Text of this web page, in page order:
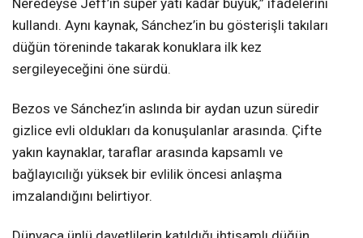
Neredeyse Jeff’in süper yatı kadar büyük,” ifadelerini
kullandı. Aynı kaynak, Sánchez’in bu gösterişli takıları
düğün töreninde takarak konuklara ilk kez
sergileyeceğini öne sürdü.
Bezos ve Sánchez’in aslında bir aydan uzun süredir
gizlice evli oldukları da konuşulanlar arasında. Çifte
yakın kaynaklar, taraflar arasında kapsamlı ve
bağlayıcılığı yüksek bir evlilik öncesi anlaşma
imzalandığını belirtiyor.